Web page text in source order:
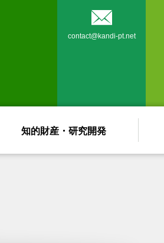

contact@kandi-pt.net
知的財産・研究開発